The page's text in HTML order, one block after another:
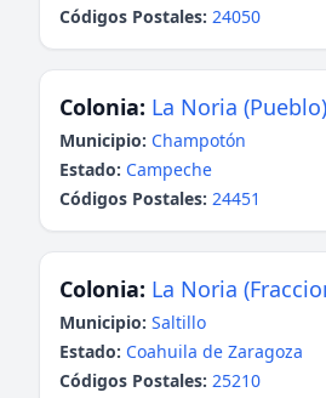
Códigos Postales: 24050
Colonia: La Noria (Pueblo)
Municipio: Champotón
Estado: Campeche
Códigos Postales: 24451
Colonia: La Noria
Municipio: Saltillo
Estado: Coahuila de Zaragoza
Códigos Postales: 25210